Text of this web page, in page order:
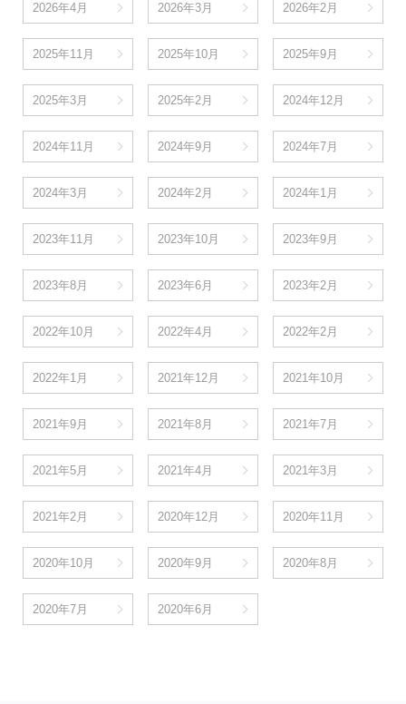
2026年4月 2026年3月 2026年2月
2025年11月 2025年10月 2025年9月
2025年3月 2025年2月 2024年12月
2024年11月 2024年9月 2024年7月
2024年3月 2024年2月 2024年1月
2023年11月 2023年10月 2023年9月
2023年8月 2023年6月 2023年2月
2022年10月 2022年4月 2022年2月
2022年1月 2021年12月 2021年10月
2021年9月 2021年8月 2021年7月
2021年5月 2021年4月 2021年3月
2021年2月 2020年12月 2020年11月
2020年10月 2020年9月 2020年8月
2020年7月 2020年6月